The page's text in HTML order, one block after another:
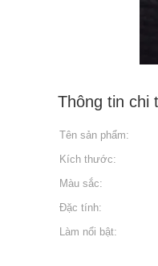
Thông tin chi
Tên sản phẩm:
Kích thước:
Màu sắc:
Đặc tính:
Làm nổi bật: